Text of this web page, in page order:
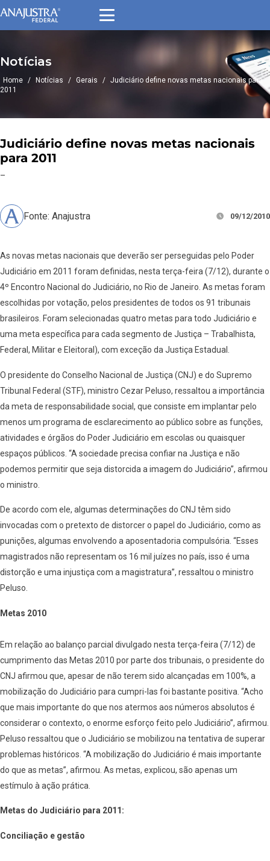
Notícias
Home / Notícias / Gerais / Judiciário define novas metas nacionais para
2011
Judiciário define novas metas nacionais
para 2011
–
Fonte: Anajustra 09/12/2010
As novas metas nacionais que deverão ser perseguidas pelo Poder
Judiciário em 2011 foram definidas, nesta terça-feira (7/12), durante o
4º Encontro Nacional do Judiciário, no Rio de Janeiro. As metas foram
escolhidas por votação, pelos presidentes de todos os 91 tribunais
brasileiros. Foram selecionadas quatro metas para todo Judiciário e
uma meta específica para cada segmento de Justiça – Trabalhista,
Federal, Militar e Eleitoral), com exceção da Justiça Estadual.
O presidente do Conselho Nacional de Justiça (CNJ) e do Supremo
Tribunal Federal (STF), ministro Cezar Peluso, ressaltou a importância
da meta de responsabilidade social, que consiste em implantar pelo
menos um programa de esclarecimento ao público sobre as funções,
atividades e órgãos do Poder Judiciário em escolas ou quaisquer
espaços públicos. “A sociedade precisa confiar na Justiça e não
podemos permitir que seja distorcida a imagem do Judiciário”, afirmou
o ministro.
De acordo com ele, algumas determinações do CNJ têm sido
invocadas com o pretexto de distorcer o papel do Judiciário, como as
punições, algumas envolvendo a aposentadoria compulsória. “Esses
magistrados não representam os 16 mil juízes no país, isso é uma
distorção e uma injustiça com a magistratura”, ressaltou o ministro
Peluso.
Metas 2010
Em relação ao balanço parcial divulgado nesta terça-feira (7/12) de
cumprimento das Metas 2010 por parte dos tribunais, o presidente do
CNJ afirmou que, apesar de não terem sido alcançadas em 100%, a
mobilização do Judiciário para cumpri-las foi bastante positiva. “Acho
que mais importante do que nos atermos aos números absolutos é
considerar o contexto, o enorme esforço feito pelo Judiciário”, afirmou.
Peluso ressaltou que o Judiciário se mobilizou na tentativa de superar
problemas históricos. “A mobilização do Judiciário é mais importante
do que as metas”, afirmou. As metas, explicou, são apenas um
estímulo à ação prática.
Metas do Judiciário para 2011:
Conciliação e gestão